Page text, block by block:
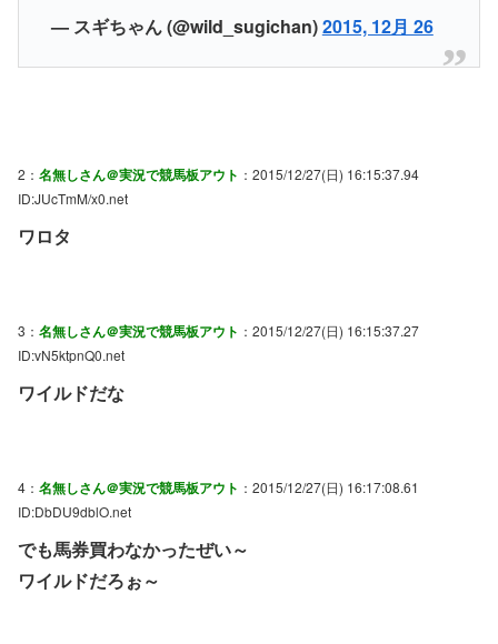
— スギちゃん (@wild_sugichan)2015, 12月 26
2： 名無しさん＠実況で競馬板アウト ：2015/12/27(日) 16:15:37.94
ID:JUcTmM/x0.net
ワロタ
3： 名無しさん＠実況で競馬板アウト ：2015/12/27(日) 16:15:37.27
ID:vN5ktpnQ0.net
ワイルドだな
4： 名無しさん＠実況で競馬板アウト ：2015/12/27(日) 16:17:08.61
ID:DbDU9dblO.net
でも馬券買わなかったぜい～
ワイルドだろぉ～